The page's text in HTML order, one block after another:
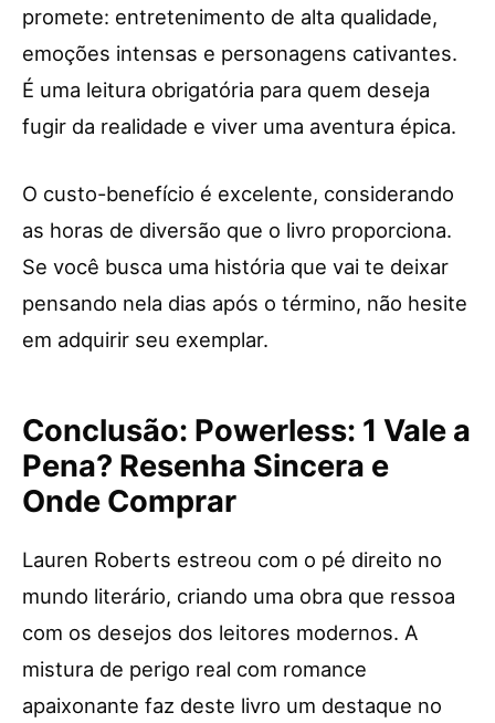
promete: entretenimento de alta qualidade,
emoções intensas e personagens cativantes.
É uma leitura obrigatória para quem deseja
fugir da realidade e viver uma aventura épica.
O custo-benefício é excelente, considerando
as horas de diversão que o livro proporciona.
Se você busca uma história que vai te deixar
pensando nela dias após o término, não hesite
em adquirir seu exemplar.
Conclusão: Powerless: 1 Vale a
Pena? Resenha Sincera e
Onde Comprar
Lauren Roberts estreou com o pé direito no
mundo literário, criando uma obra que ressoa
com os desejos dos leitores modernos. A
mistura de perigo real com romance
apaixonante faz deste livro um destaque no